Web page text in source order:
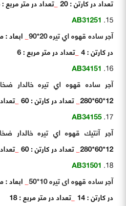
تعداد در کارتن : 20
_تعداد در متر مربع : 24
AB31251
آجر ساده قهوه اي تيره 20*90
_ابعاد :
در کارتن : 4 _تعداد در متر مربع : 6
AB34151
آجر ساده قهوه اي تيره خالدار
12*60*280
_تعداد در کارتن : 60 _
AB34155
آجر آنتيك قهوه اي تيره خالدار
12*60*280
_تعداد در کارتن : 60 _
AB31501
آجر ساده قهوه ای تیره 10*50
_ابعاد :
در کارتن : 14
_تعداد در متر مربع : 18